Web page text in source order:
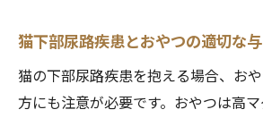
猫下部尿路疾患とおやつの適切な
猫の下部尿路疾患を抱える場合、お
方にも注意が必要です。おやつは高